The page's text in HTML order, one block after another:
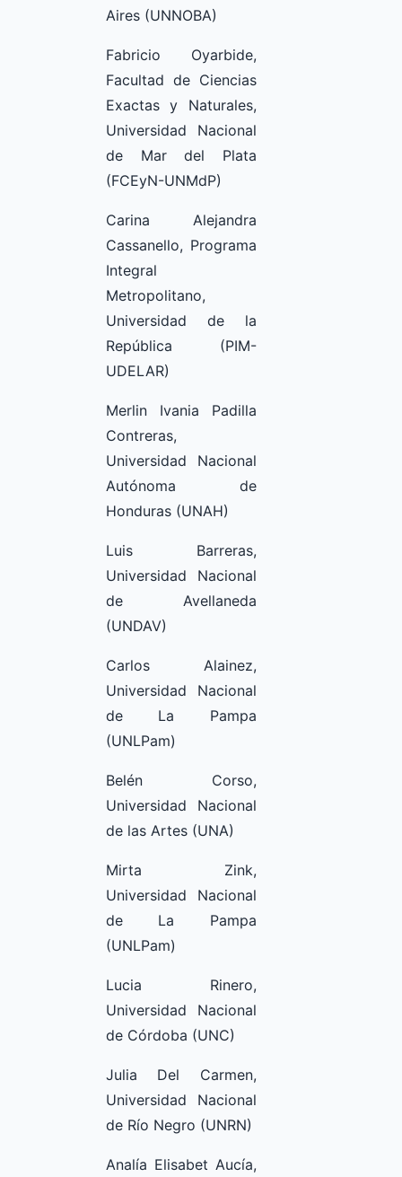
Aires (UNNOBA)
Fabricio Oyarbide,
Facultad de Ciencias
Exactas y Naturales,
Universidad Nacional
de Mar del Plata
(FCEyN-UNMdP)
Carina Alejandra
Cassanello, Programa
Integral
Metropolitano,
Universidad de la
República (PIM-
UDELAR)
Merlin Ivania Padilla
Contreras,
Universidad Nacional
Autónoma de
Honduras (UNAH)
Luis Barreras,
Universidad Nacional
de Avellaneda
(UNDAV)
Carlos Alainez,
Universidad Nacional
de La Pampa
(UNLPam)
Belén Corso,
Universidad Nacional
de las Artes (UNA)
Mirta Zink,
Universidad Nacional
de La Pampa
(UNLPam)
Lucia Rinero,
Universidad Nacional
de Córdoba (UNC)
Julia Del Carmen,
Universidad Nacional
de Río Negro (UNRN)
Analía Elisabet Aucía,